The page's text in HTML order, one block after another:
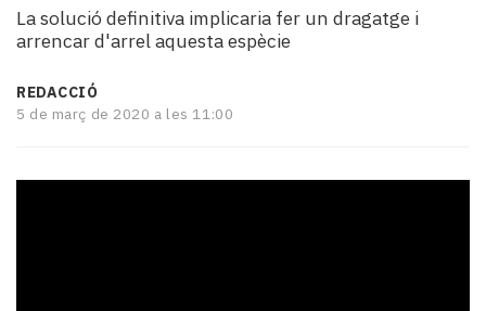
Cultura
Esports
tant!
TV
mitjans
La solució definitiva implicaria fer un dragatge i
arrencar d'arrel aquesta espècie
REDACCIÓ
5 de març de 2020 a les 11:00